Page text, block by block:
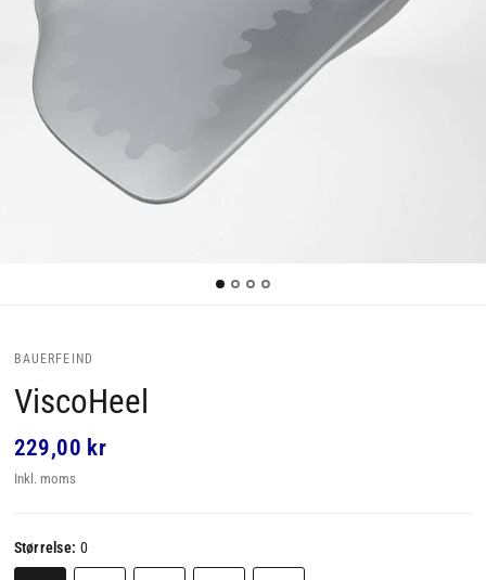
BAUERFEIND
ViscoHeel
229,00 kr
Inkl. moms
Størrelse: 0